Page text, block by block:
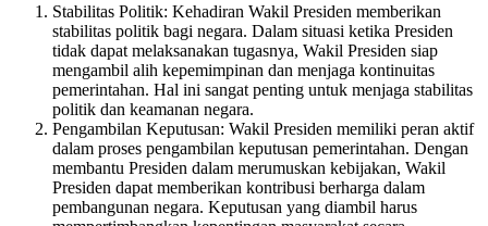
Stabilitas Politik: Kehadiran Wakil Presiden memberikan
stabilitas politik bagi negara. Dalam situasi ketika Presiden
tidak dapat melaksanakan tugasnya, Wakil Presiden siap
mengambil alih kepemimpinan dan menjaga kontinuitas
pemerintahan. Hal ini sangat penting untuk menjaga stabilitas
politik dan keamanan negara.
Pengambilan Keputusan: Wakil Presiden memiliki peran aktif
dalam proses pengambilan keputusan pemerintahan. Dengan
membantu Presiden dalam merumuskan kebijakan, Wakil
Presiden dapat memberikan kontribusi berharga dalam
pembangunan negara. Keputusan yang diambil harus